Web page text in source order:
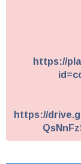
https://
https://